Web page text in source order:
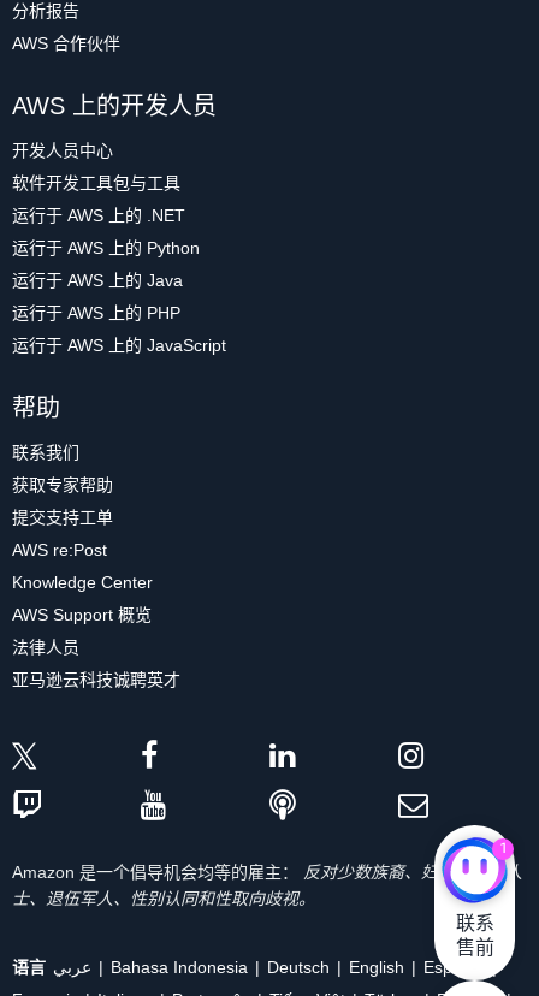
分析报告
AWS 合作伙伴
AWS 上的开发人员
开发人员中心
软件开发工具包与工具
运行于 AWS 上的 .NET
运行于 AWS 上的 Python
运行于 AWS 上的 Java
运行于 AWS 上的 PHP
运行于 AWS 上的 JavaScript
帮助
联系我们
获取专家帮助
提交支持工单
AWS re:Post
Knowledge Center
AWS Support 概览
法律人员
亚马逊云科技诚聘英才
Amazon 是一个倡导机会均等的雇主： 反对少数族裔、妇女、残疾人
士、退伍军人、性别认同和性取向歧视。
语言 عربي Bahasa Indonesia Deutsch English
Español
1
联系
售前